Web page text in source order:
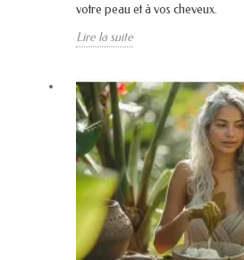
votre peau et à vos cheveux.
Lire la suite